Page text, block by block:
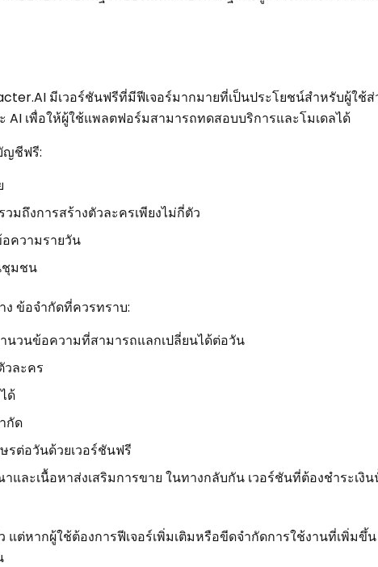
มีเวอร์ชันฟรีที่มีฟีเจอร์มากมายที่เป็นประโยชน์สำหรับผู้ใช้
AI เพื่อให้ผู้ใช้แพลตฟอร์มสามารถทดสอบบริการและโมเดลได้
ญชีฟรี:
มถึงการสร้างตัวละครเพียงไม่กี่ตัว
ความรายวัน
ชุมชน
ง ข้อจำกัดที่ควรทราบ:
นวนข้อความที่สามารถแลกเปลี่ยนได้ต่อวัน
วละคร
ด้
กัด
รต่อวันด้วยเวอร์ชันฟรี
ละเนื้อหาส่งเสริมการขาย ในทางกลับกัน เวอร์ชันที่ต้องชำระเ
แต่หากผู้ใช้ต้องการฟีเจอร์เพิ่มเติมหรือขีดจำกัดการใช้งานที่เพิ่มขึ้